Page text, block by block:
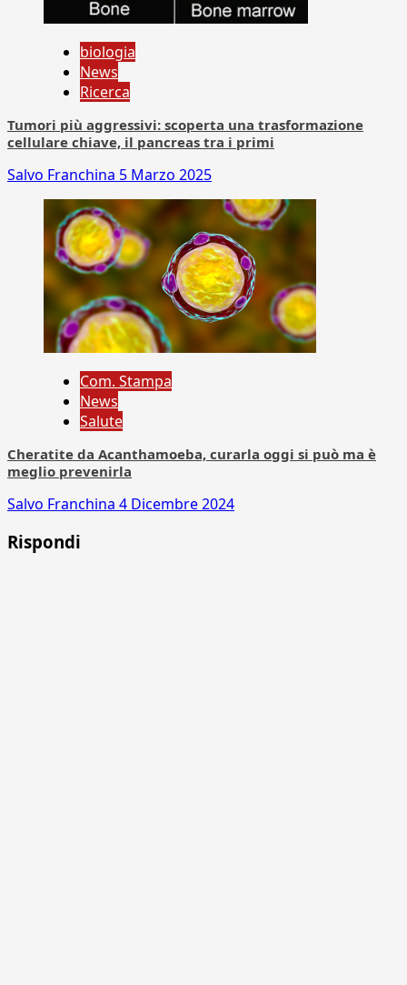
biologia
News
Ricerca
Tumori più aggressivi: scoperta una trasformazione
cellulare chiave, il pancreas tra i primi
Salvo Franchina 5 Marzo 2025
Com. Stampa
News
Salute
Cheratite da Acanthamoeba, curarla oggi si può ma è
meglio prevenirla
Salvo Franchina 4 Dicembre 2024
Rispondi